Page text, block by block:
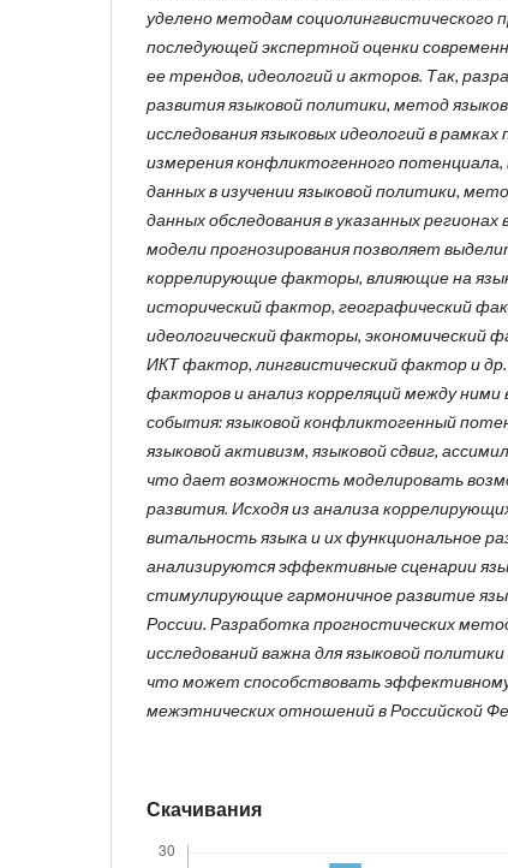
уделено методам социолингвистического
последующей экспертной оценки
ее трендов, идеологий и акторов. Так,
развития языковой политики, метод
исследования языковых идеологий в
измерения конфликтогенного
данных в изучении языковой политики,
данных обследования в указанных
модели прогнозирования позволяет
коррелирующие факторы, влияющие на
исторический фактор, географический
идеологический факторы, экономический
ИКТ фактор, лингвистический фактор и
факторов и анализ корреляций между
события: языковой конфликтогенный
языковой активизм, языковой сдвиг,
что дает возможность моделировать
развития. Исходя из анализа
витальность языка и их функциональное
анализируются эффективные сценарии
стимулирующие гармоничное развитие
России. Разработка прогностических
исследований важна для языковой
что может способствовать
межэтнических отношений в Российской
Скачивания